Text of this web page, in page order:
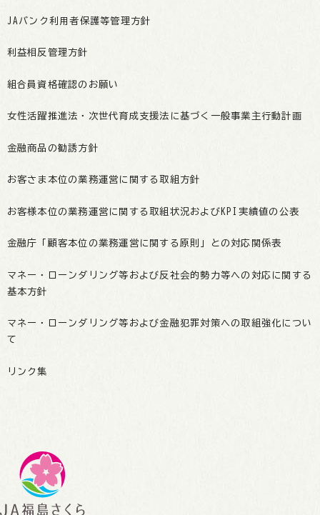
JAバンク利用者保護等管理方針
利益相反管理方針
組合員資格確認のお願い
女性活躍推進法・次世代育成支援法に基づく一般事業主行動計画
金融商品の勧誘方針
お客さま本位の業務運営に関する取組方針
お客様本位の業務運営に関する取組状況およびKPI実績値の公表
金融庁「顧客本位の業務運営に関する原則」との対応関係表
マネー・ローンダリング等および反社会的勢力等への対応に関する
基本方針
マネー・ローンダリング等および金融犯罪対策への取組強化につい
て
リンク集